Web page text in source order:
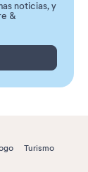
noticias, y
&
Turismo